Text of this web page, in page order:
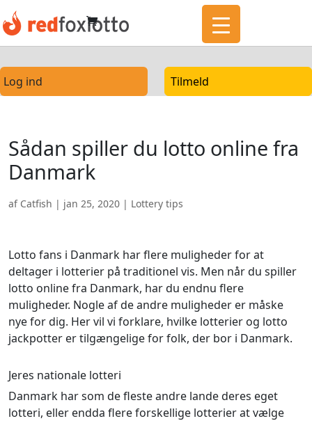
Log ind Tilmeld
Sådan spiller du lotto online fra
Danmark
af Catfish | jan 25, 2020 | Lottery tips
Lotto fans i Danmark har flere muligheder for at
deltager i lotterier på traditionel vis. Men når du spiller
lotto online fra Danmark, har du endnu flere
muligheder. Nogle af de andre muligheder er måske
nye for dig. Her vil vi forklare, hvilke lotterier og lotto
jackpotter er tilgængelige for folk, der bor i Danmark.
Jeres nationale lotteri
Danmark har som de fleste andre lande deres eget
lotteri, eller endda flere forskellige lotterier at vælge